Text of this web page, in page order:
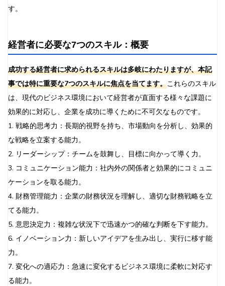
す。
経営者に必要な7つのスキル：概要
成功する経営者に求められるスキルは多岐にわたりますが、本記
事では特に重要な7つのスキルに焦点を当てます。これらのスキル
は、現代のビジネス環境において経営者が直面する様々な課題に
効果的に対応し、企業を成功に導くために不可欠なものです。
1. 戦略的思考力：長期的視野を持ち、市場動向を分析し、効果的
な戦略を立案する能力。
2. リーダーシップ：チームを鼓舞し、目標に向かって導く力。
3. コミュニケーション能力：社内外の関係者と効果的にコミュニ
ケーションを取る能力。
4. 財務管理能力：企業の財務状況を理解し、適切な財務戦略を立
てる能力。
5. 意思決定力：複雑な状況下で迅速かつ的確な判断を下す能力。
6. イノベーション力：新しいアイデアを生み出し、実行に移す能
力。
7. 変化への適応力：急速に変化するビジネス環境に柔軟に対応す
る能力。